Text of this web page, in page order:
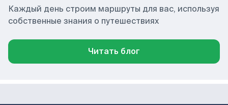
Каждый день строим маршруты для вас, используя
собственные знания о путешествиях
Читать блог